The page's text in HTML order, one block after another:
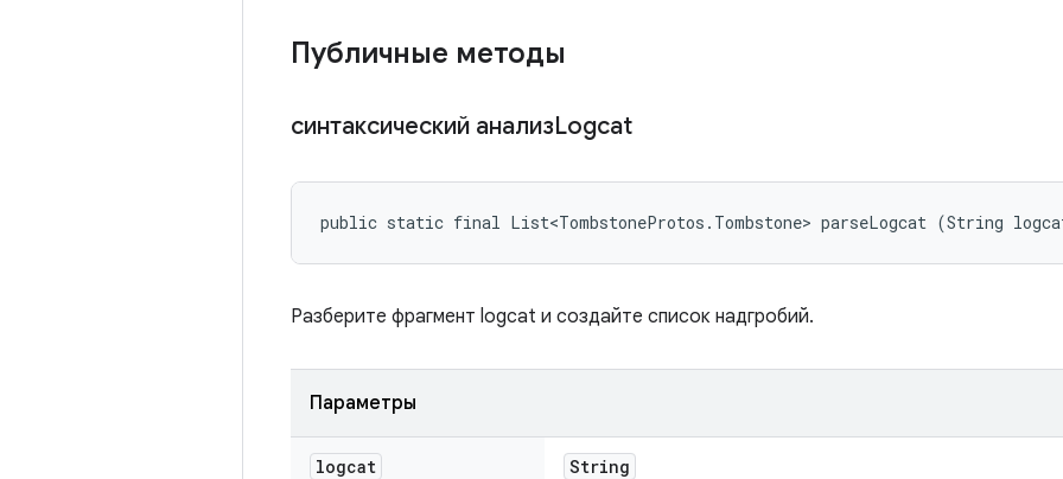
Публичные методы
синтаксический анализLogcat
public static final List<TombstoneProtos.Tombstone> parseLogcat (String
Разберите фрагмент logcat и создайте список надгробий.
Параметры
logcat String